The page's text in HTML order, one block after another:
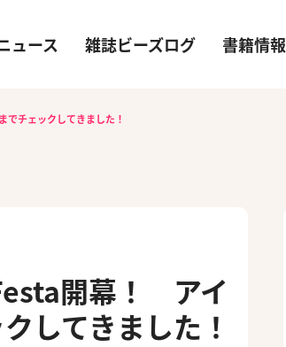
ュース 雑誌ビーズログ 書籍情報
チェックしてきました！
開幕！ アイ
してきました！